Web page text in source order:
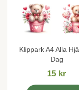
Klippark A4 Alla
Dag
15 kr